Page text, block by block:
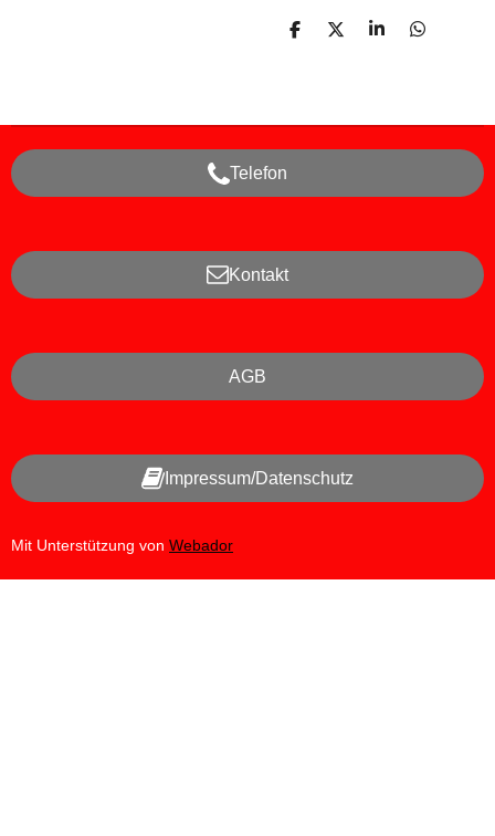
T
n
T
n
T
n
T
n
Telefon
Kontakt
AGB
Impressum/Datenschutz
Mit Unterstützung von Webador